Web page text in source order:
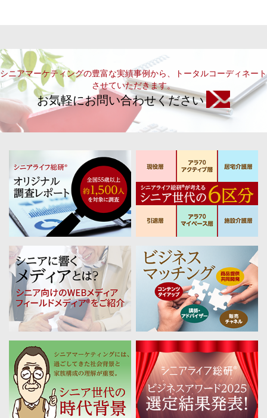
シニアマーケティングの豊富な実績事例から、トータルコーディネート
させていただきます。
お気軽にお問い合わせください